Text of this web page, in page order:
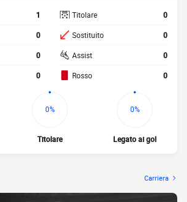
1
0
0
0
Titolare 0
Sostituito 0
Assist 0
Rosso 0
0%
Titolare
0%
Legato ai gol
Carriera